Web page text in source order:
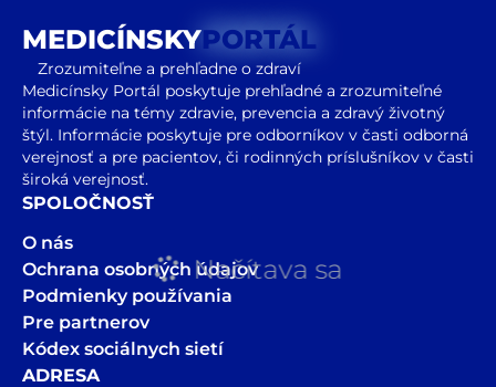
Načítava sa
MEDICÍNSKYPORTÁL
Zrozumiteľne a prehľadne o zdraví
Medicínsky Portál poskytuje prehľadné a zrozumiteľné
informácie na témy zdravie, prevencia a zdravý životný
štýl. Informácie poskytuje pre odborníkov v časti odborná
verejnosť a pre pacientov, či rodinných príslušníkov v časti
široká verejnosť.
SPOLOČNOSŤ
O nás
Ochrana osobných údajov
Podmienky používania
Pre partnerov
Kódex sociálnych sietí
ADRESA